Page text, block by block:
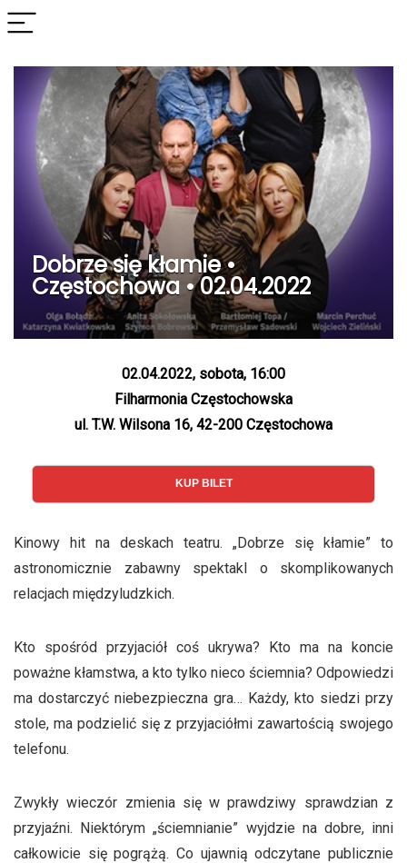
Dobrze się kłamie •
Częstochowa • 02.04.2022
02.04.2022, sobota, 16:00
Filharmonia Częstochowska
ul. T.W. Wilsona 16, 42-200 Częstochowa
KUP BILET
Kinowy hit na deskach teatru. „Dobrze się kłamie” to
astronomicznie zabawny spektakl o skomplikowanych
relacjach międzyludzkich.
Kto spośród przyjaciół coś ukrywa? Kto ma na koncie
poważne kłamstwa, a kto tylko nieco ściemnia? Odpowiedzi
ma dostarczyć niebezpieczna gra… Każdy, kto siedzi przy
stole, ma podzielić się z przyjaciółmi zawartością swojego
telefonu.
Zwykły wieczór zmienia się w prawdziwy sprawdzian z
przyjaźni. Niektórym „ściemnianie” wyjdzie na dobre, inni
całkowicie się pogrążą. Co ujawnią odczytane publicznie